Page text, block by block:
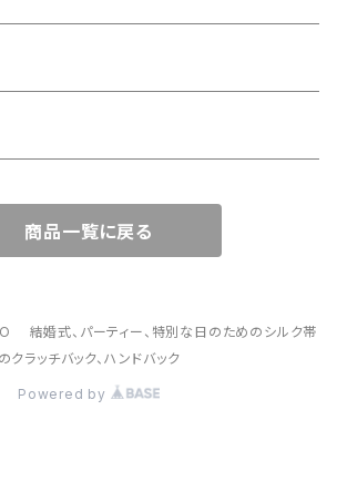
ーバッグ
ッシュ
ッグ
スメポーチ
商品一覧に戻る
婚式、パーティー、特別な日のためのシルク帯
のクラッチバック、ハンドバック
Powered by